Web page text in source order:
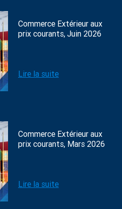
Commerce Extérieur aux
prix courants, Juin 2026
Lire la suite
Commerce Extérieur aux
prix courants, Mars 2026
Lire la suite